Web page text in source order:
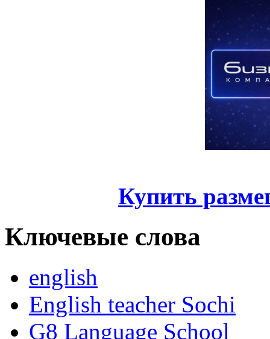
Купить
Ключевые слова
english
English teacher Sochi
G8 Language School